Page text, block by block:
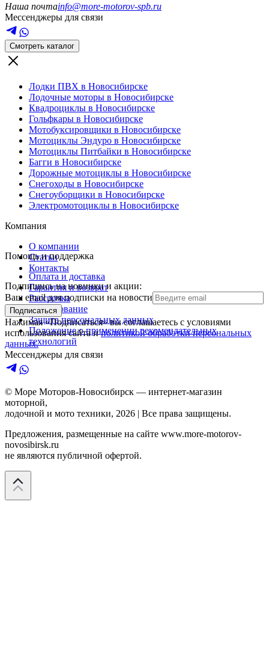
Наша почтаinfo@more-motorov-spb.ru
Мессенджеры для связи
Смотреть каталог
Лодки ПВХ в Новосибирске
Лодочные моторы в Новосибирске
Квадроциклы в Новосибирске
Гольфкары в Новосибирске
Мотобуксировщики в Новосибирске
Мотоциклы Эндуро в Новосибирске
Мотоциклы Питбайки в Новосибирске
Багги в Новосибирске
Дорожные мотоциклы в Новосибирске
Снегоходы в Новосибирске
Снегоуборщики в Новосибирске
Электромотоциклы в Новосибирске
Компания
О компании
Статьи
Контакты
Помощь и поддержка
Оплата и доставка
Гарантия и возврат
Рассрочка
Кредитование
Защита персональных данных
Положение о применении рекомендательных
технологий
Подпишись на новинки и акции:
Ваш email для подписки на новости
Подписаться
Нажимая «Подписаться» вы соглашаетесь с условиями
использования сайта и политикой обработки персональных
данных.
Мессенджеры для связи
© Море Моторов-Новосибирск — интернет-магазин
моторной,
лодочной и мото техники, 2026 | Все права защищены.
Предложения, размещенные на сайте www.more-motorov-
novosibirsk.ru
не являются публичной офертой.